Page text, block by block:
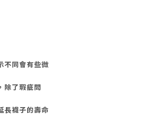
不同會有些微
除了瑕疵問
長襪子的壽命